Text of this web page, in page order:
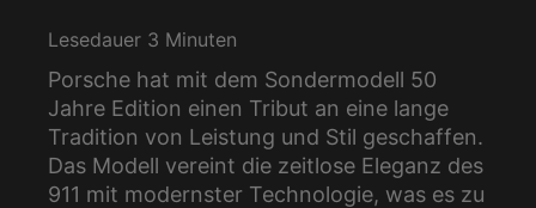
Lesedauer 3 Minuten
Porsche hat mit dem Sondermodell 50
Jahre Edition einen Tribut an eine lange
Tradition von Leistung und Stil geschaffen.
Das Modell vereint die zeitlose Eleganz des
911 mit modernster Technologie, was es zu